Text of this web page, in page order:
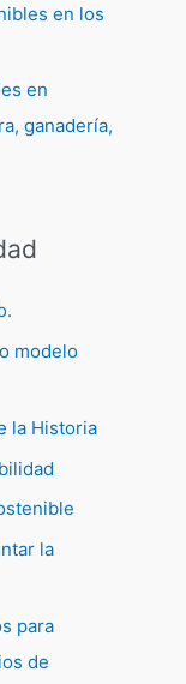
en los
en
ganadería,
modelo
la Historia
la
para
de